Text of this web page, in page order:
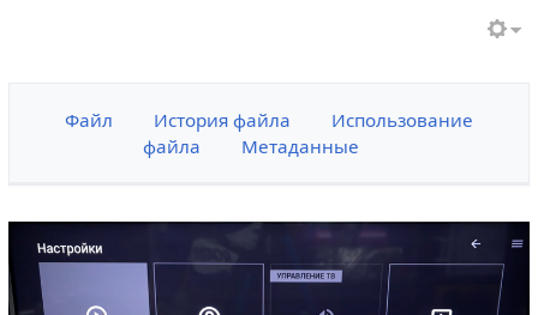
Файл История файла
Использование
файла
Метаданные